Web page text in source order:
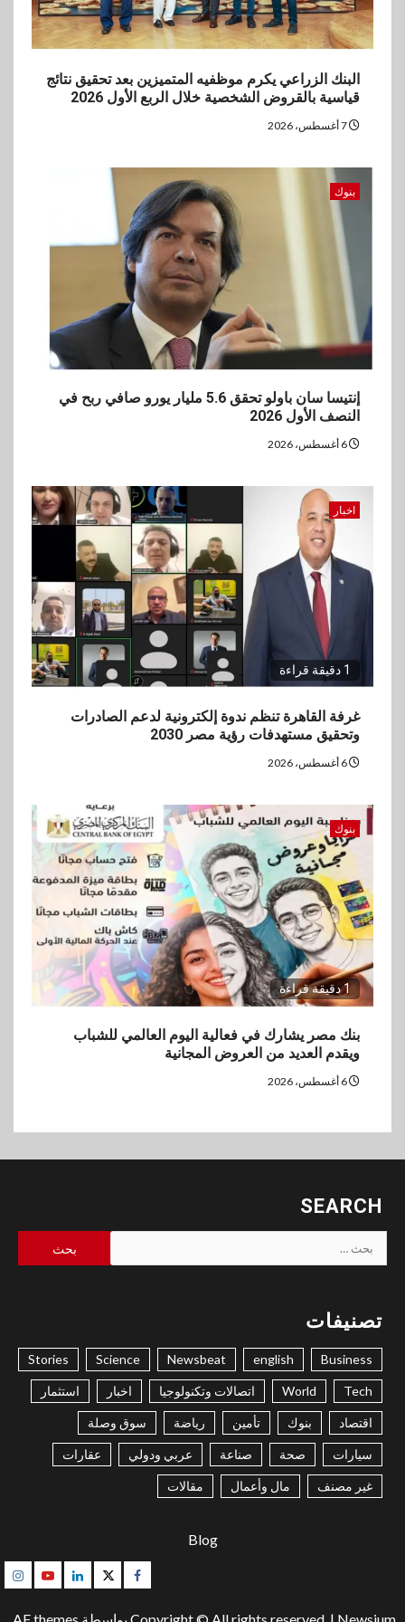
العالمي للشباب ويقدم العديد من
العروض المجانية
5
بنوك
البنك الزراعي يكرم موظفيه المتميزين بعد تحقيق نتائج
قياسية بالقروض الشخصية خلال الربع الأول 2026
بنوك
إنتيسا سان باولو تحقق 5.6 مليار يورو صافي ربح في
النصف الأول 2026
اخبار
1 دقيقة قراءة
غرفة القاهرة تنظم ندوة إلكترونية لدعم الصادرات
وتحقيق مستهدفات رؤية مصر 2030
بنوك
1 دقيقة قراءة
بنك مصر يشارك في فعالية اليوم العالمي للشباب
ويقدم العديد من العروض المجانية
SEARCH
البحث
عن:
تصنيفات
Business
english
Newsbeat
Science
Stories
Tech
World اتصالات وتكنولوجيا اخبار استثمار
اقتصاد بنوك تأمين رياضة سوق وصلة
سيارات صحة صناعة عربي ودولي عقارات
غير مصنف مال وأعمال مقالات
Blog
Facebook
Twitter
Linkedin
Youtube